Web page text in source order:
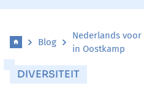
Blog
Nederlands
in Oostkamp
DIVERSITEIT